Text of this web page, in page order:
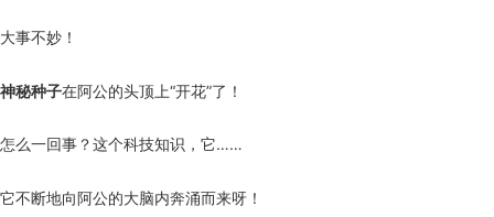
大事不妙！
神秘种子在阿公的头顶上“开花”了！
怎么一回事？这个科技知识，它……
它不断地向阿公的大脑内奔涌而来呀！